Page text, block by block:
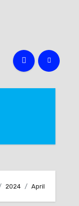
2024 April